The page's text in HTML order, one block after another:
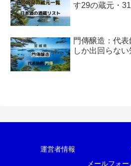
す29の蔵元・
門傳醸造：代
しか出回らな
運営者情報
メールフォー